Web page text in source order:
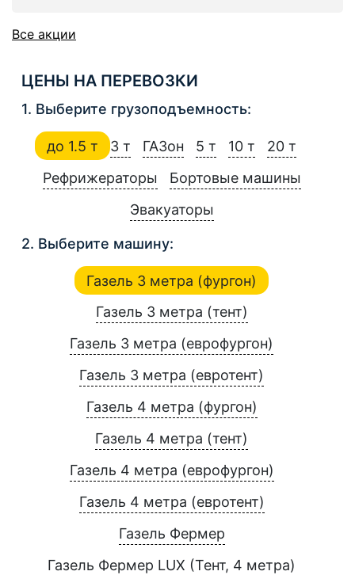
Все акции
ЦЕНЫ НА ПЕРЕВОЗКИ
1. Выберите грузоподъемность:
до 1.5 т 3 т ГАЗон 5 т 10 т
20 т
Рефрижераторы
Бортовые машины
Эвакуаторы
2. Выберите машину:
Газель 3 метра (фургон)
Газель 3 метра (тент)
Газель 3 метра (еврофургон)
Газель 3 метра (евротент)
Газель 4 метра (фургон)
Газель 4 метра (тент)
Газель 4 метра (еврофургон)
Газель 4 метра (евротент)
Газель Фермер
Газель Фермер LUX (Тент, 4 метра)